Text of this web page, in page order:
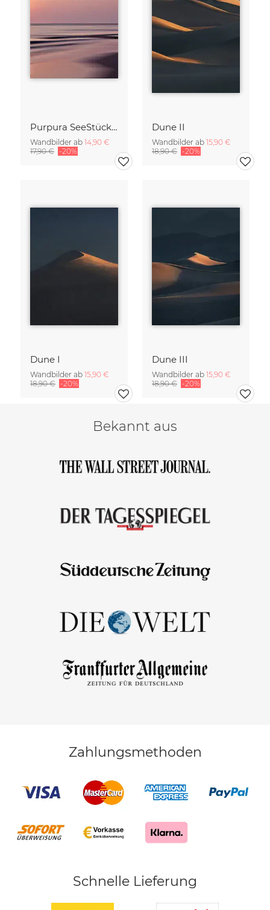
Purpura SeeStück No.18
Wandbilder ab 14,90 €
17,90 € -20%
Dune II
Wandbilder ab 15,90 €
18,90 € -20%
Dune I
Wandbilder ab 15,90 €
18,90 € -20%
Dune III
Wandbilder ab 15,90 €
18,90 € -20%
Bekannt aus
Zahlungsmethoden
Schnelle Lieferung